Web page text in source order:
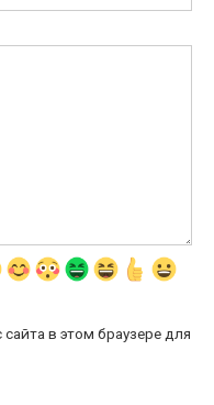
в этом браузере для